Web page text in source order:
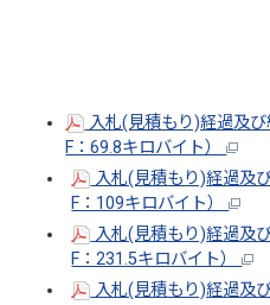
入札(見積もり)経過及
F：69.8キロバイト）
入札(見積もり)経過及
F：109キロバイト）
入札(見積もり)経過及
F：231.5キロバイト）
入札(見積もり)経過及